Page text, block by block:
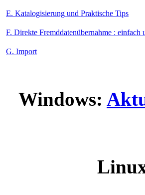
E. Katalogisierung und Praktische Tips
F. Direkte Fremddatenübernahme : einfach
G. Import
Windows: